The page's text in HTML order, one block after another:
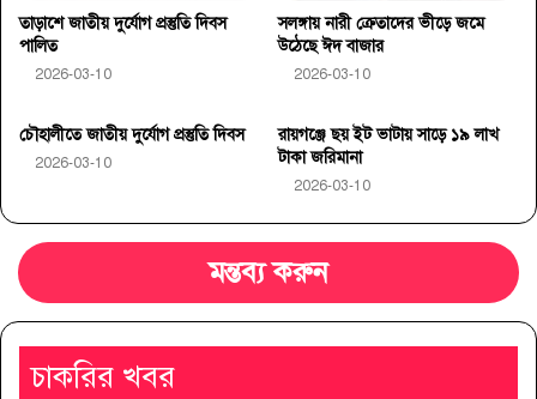
তাড়াশে জাতীয় দুর্যোগ প্রস্তুতি দিবস
পালিত
2026-03-10
সলঙ্গায় নারী ক্রেতাদের ভীড়ে জমে
উঠেছে ঈদ বাজার
2026-03-10
চৌহালীতে জাতীয় দুর্যোগ প্রস্তুতি দিবস
2026-03-10
রায়গঞ্জে ছয় ইট ভাটায় সাড়ে ১৯ লাখ
টাকা জরিমানা
2026-03-10
মন্তব্য করুন
চাকরির খবর